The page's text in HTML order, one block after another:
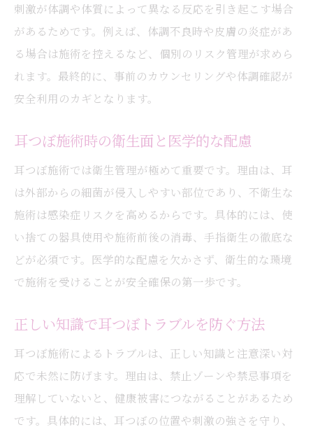
刺激が体調や体質によって異なる反応を引き起こす場合
があるためです。例えば、体調不良時や皮膚の炎症があ
る場合は施術を控えるなど、個別のリスク管理が求めら
れます。最終的に、事前のカウンセリングや体調確認が
安全利用のカギとなります。
耳つぼ施術時の衛生面と医学的な配慮
耳つぼ施術では衛生管理が極めて重要です。理由は、耳
は外部からの細菌が侵入しやすい部位であり、不衛生な
施術は感染症リスクを高めるからです。具体的には、使
い捨ての器具使用や施術前後の消毒、手指衛生の徹底な
どが必須です。医学的な配慮を欠かさず、衛生的な環境
で施術を受けることが安全確保の第一歩です。
正しい知識で耳つぼトラブルを防ぐ方法
耳つぼ施術によるトラブルは、正しい知識と注意深い対
応で未然に防げます。理由は、禁止ゾーンや禁忌事項を
理解していないと、健康被害につながることがあるため
です。具体的には、耳つぼの位置や刺激の強さを守り、